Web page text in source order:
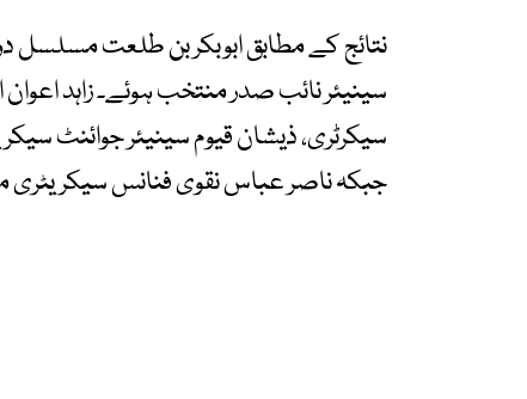
نتائج کے مطابق ابوبکر بن طلعت مسلسل
سینیئر نائب صدر منتخب ہوئے۔ زاہد
سیکرٹری، ذیشان قیوم سینیئر جوائنٹ
جبکہ ناصر عباس نقوی فنانس سیکریٹری